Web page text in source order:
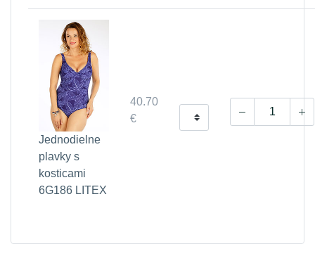
Jednodielne
plavky s
kosticami
6G186 LITEX
40.70
€